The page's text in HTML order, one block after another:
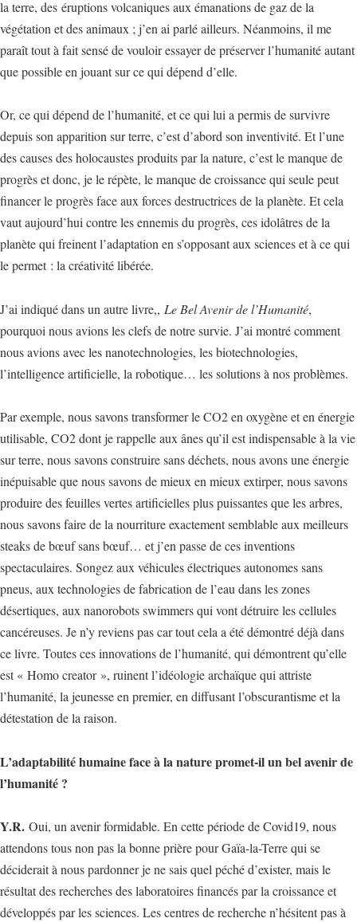
la terre, des éruptions volcaniques aux émanations de gaz de la
végétation et des animaux ; j’en ai parlé ailleurs. Néanmoins, il me
paraît tout à fait sensé de vouloir essayer de préserver l’humanité autant
que possible en jouant sur ce qui dépend d’elle.
Or, ce qui dépend de l’humanité, et ce qui lui a permis de survivre
depuis son apparition sur terre, c’est d’abord son inventivité. Et l’une
des causes des holocaustes produits par la nature, c’est le manque de
progrès et donc, je le répète, le manque de croissance qui seule peut
financer le progrès face aux forces destructrices de la planète. Et cela
vaut aujourd’hui contre les ennemis du progrès, ces idolâtres de la
planète qui freinent l’adaptation en s’opposant aux sciences et à ce qui
le permet : la créativité libérée.
J’ai indiqué dans un autre livre,, Le Bel Avenir de l’Humanité,
pourquoi nous avions les clefs de notre survie. J’ai montré comment
nous avions avec les nanotechnologies, les biotechnologies,
l’intelligence artificielle, la robotique… les solutions à nos problèmes.
Par exemple, nous savons transformer le CO2 en oxygène et en énergie
utilisable, CO2 dont je rappelle aux ânes qu’il est indispensable à la vie
sur terre, nous savons construire sans déchets, nous avons une énergie
inépuisable que nous savons de mieux en mieux extirper, nous savons
produire des feuilles vertes artificielles plus puissantes que les arbres,
nous savons faire de la nourriture exactement semblable aux meilleurs
steaks de bœuf sans bœuf… et j’en passe de ces inventions
spectaculaires. Songez aux véhicules électriques autonomes sans
pneus, aux technologies de fabrication de l’eau dans les zones
désertiques, aux nanorobots swimmers qui vont détruire les cellules
cancéreuses. Je n’y reviens pas car tout cela a été démontré déjà dans
ce livre. Toutes ces innovations de l’humanité, qui démontrent qu’elle
est « Homo creator », ruinent l’idéologie archaïque qui attriste
l’humanité, la jeunesse en premier, en diffusant l’obscurantisme et la
détestation de la raison.
L’adaptabilité humaine face à la nature promet-il un bel avenir de
l’humanité ?
Y.R. Oui, un avenir formidable. En cette période de Covid19, nous
attendons tous non pas la bonne prière pour Gaïa-la-Terre qui se
déciderait à nous pardonner je ne sais quel péché d’exister, mais le
résultat des recherches des laboratoires financés par la croissance et
développés par les sciences. Les centres de recherche n’hésitent pas à